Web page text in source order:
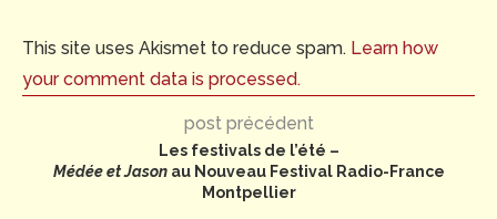
This site uses Akismet to reduce spam. Learn how
your comment data is processed.
post précédent
Les festivals de l’été –
Médée et Jasonau Nouveau Festival Radio-France
Montpellier